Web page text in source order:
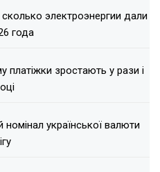
электроэнергии дали
года
платіжки зростають у рази і
української валюти